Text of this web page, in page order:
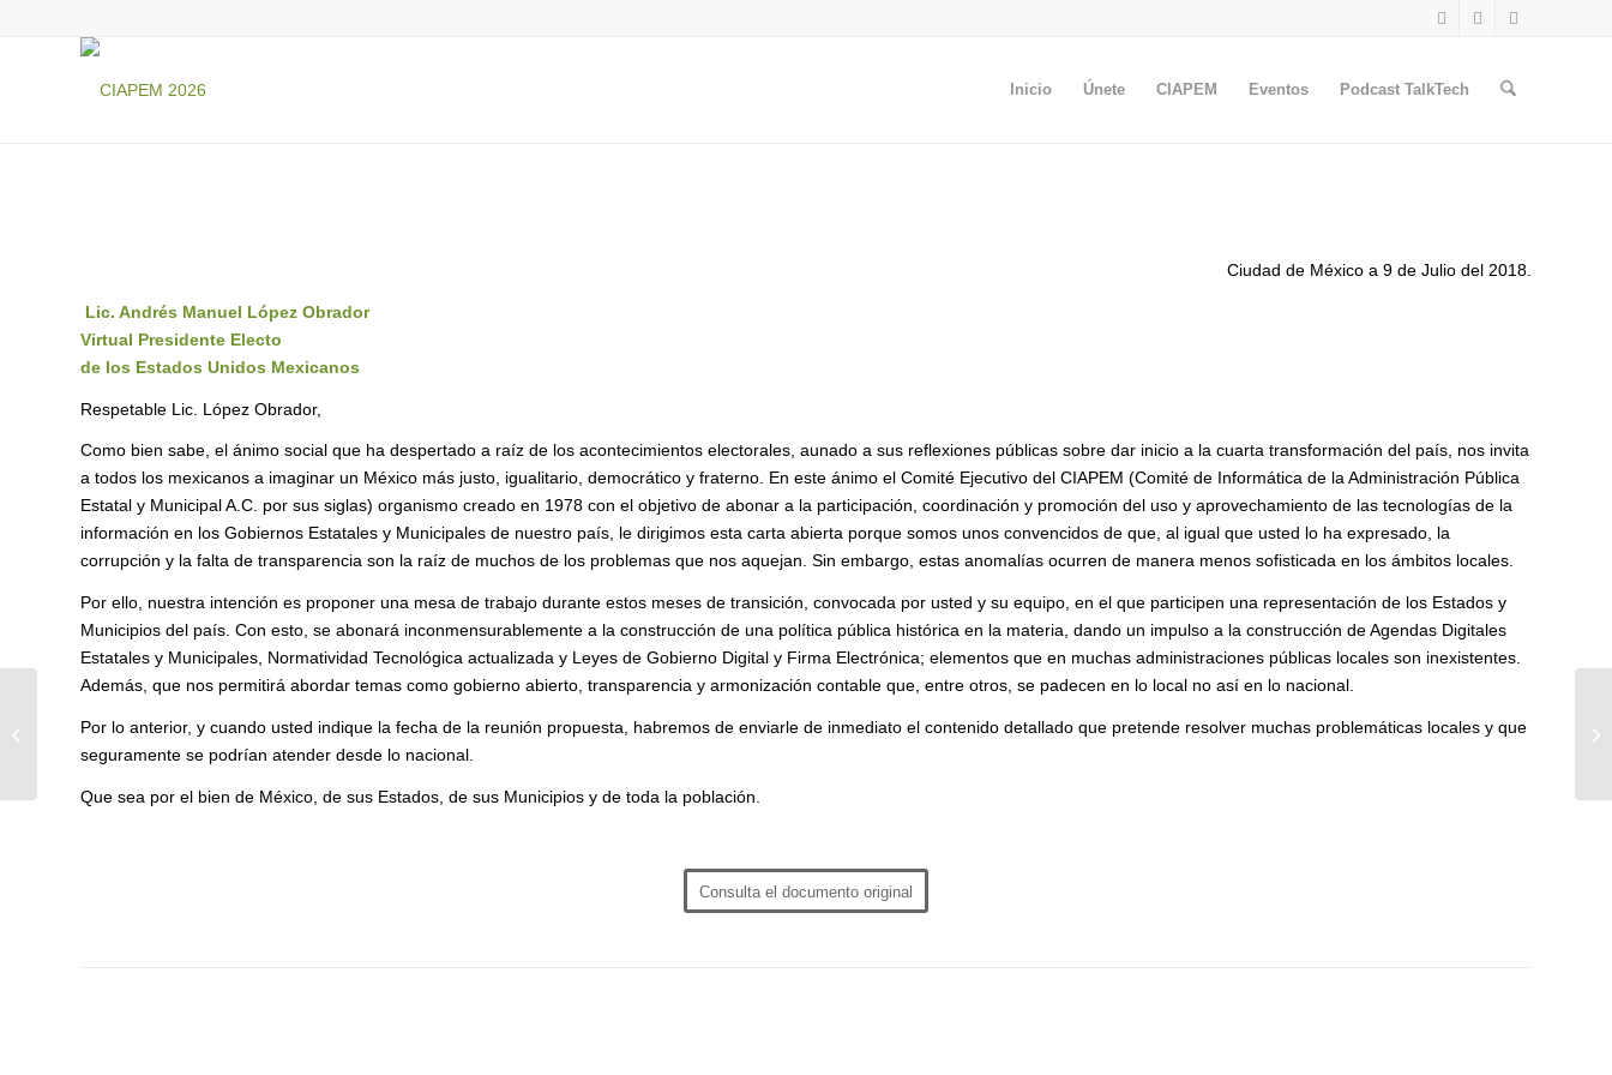
Inicio Únete CIAPEM Eventos Podcast TalkTech
Ciudad de México a 9 de Julio del 2018.
Lic. Andrés Manuel López Obrador
Virtual Presidente Electo
de los Estados Unidos Mexicanos
Respetable Lic. López Obrador,
Como bien sabe, el ánimo social que ha despertado a raíz de los acontecimientos electorales, aunado a sus reflexiones públicas sobre dar inicio a la cuarta transformación del país, nos invita
a todos los mexicanos a imaginar un México más justo, igualitario, democrático y fraterno. En este ánimo el Comité Ejecutivo del CIAPEM (Comité de Informática de la Administración Pública
Estatal y Municipal A.C. por sus siglas) organismo creado en 1978 con el objetivo de abonar a la participación, coordinación y promoción del uso y aprovechamiento de las tecnologías de la
información en los Gobiernos Estatales y Municipales de nuestro país, le dirigimos esta carta abierta porque somos unos convencidos de que, al igual que usted lo ha expresado, la
corrupción y la falta de transparencia son la raíz de muchos de los problemas que nos aquejan. Sin embargo, estas anomalías ocurren de manera menos sofisticada en los ámbitos locales.
Por ello, nuestra intención es proponer una mesa de trabajo durante estos meses de transición, convocada por usted y su equipo, en el que participen una representación de los Estados y
Municipios del país. Con esto, se abonará inconmensurablemente a la construcción de una política pública histórica en la materia, dando un impulso a la construcción de Agendas Digitales
Estatales y Municipales, Normatividad Tecnológica actualizada y Leyes de Gobierno Digital y Firma Electrónica; elementos que en muchas administraciones públicas locales son inexistentes.
Además, que nos permitirá abordar temas como gobierno abierto, transparencia y armonización contable que, entre otros, se padecen en lo local no así en lo nacional.
Por lo anterior, y cuando usted indique la fecha de la reunión propuesta, habremos de enviarle de inmediato el contenido detallado que pretende resolver muchas problemáticas locales y que
seguramente se podrían atender desde lo nacional.
Que sea por el bien de México, de sus Estados, de sus Municipios y de toda la población.
Consulta el documento original
El fin del trámite eterno